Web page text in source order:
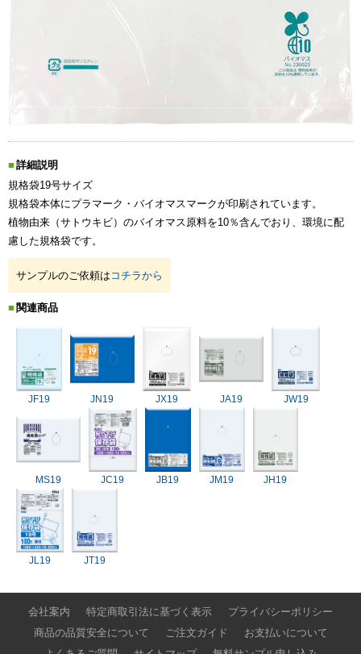
詳細説明
規格袋19号サイズ
規格袋本体にプラマーク・バイオマスマークが印刷されています。
植物由来（サトウキビ）のバイオマス原料を10％含んでおり、環境に配
慮した規格袋です。
サンプルのご依頼は コチラから
関連商品
JF19 JN19 JX19 JA19 JW19
MS19 JC19 JB19 JM19 JH19
JL19 JT19
会社案内 特定商取引法に基づく表示
プライバシーポリシー
商品の品質安全について
ご注文ガイド
お支払いについて